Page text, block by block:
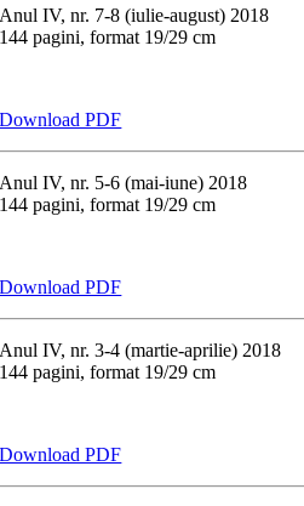
Anul IV, nr. 7-8 (iulie-august) 2018
144 pagini, format 19/29 cm
Download PDF
Anul IV, nr. 5-6 (mai-iune) 2018
144 pagini, format 19/29 cm
Download PDF
Anul IV, nr. 3-4 (martie-aprilie) 2018
144 pagini, format 19/29 cm
Download PDF